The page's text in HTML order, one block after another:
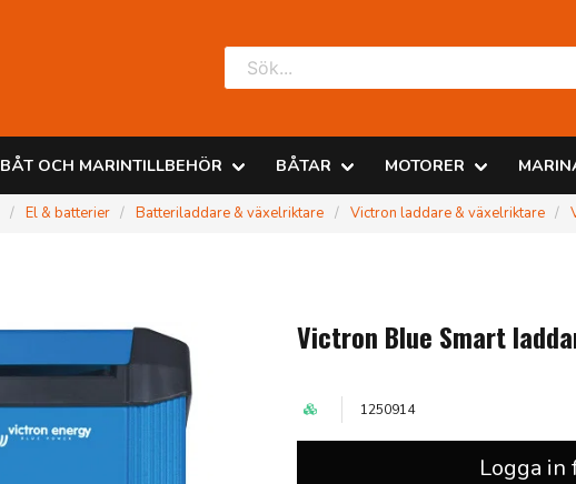
BÅT OCH MARINTILLBEHÖR BÅTAR MOTORER
El & batterier Batteriladdare & växelriktare Victron laddare & växelriktare
Victron Blue Smart
1250914
Logga in